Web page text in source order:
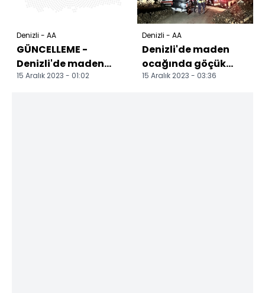
Denizli - AA
GÜNCELLEME -
Denizli'de maden
ocağında göçük
15 Aralık 2023 - 01:02
Denizli - AA
Denizli'de maden
ocağında göçük
meydana geldi
15 Aralık 2023 - 03:36